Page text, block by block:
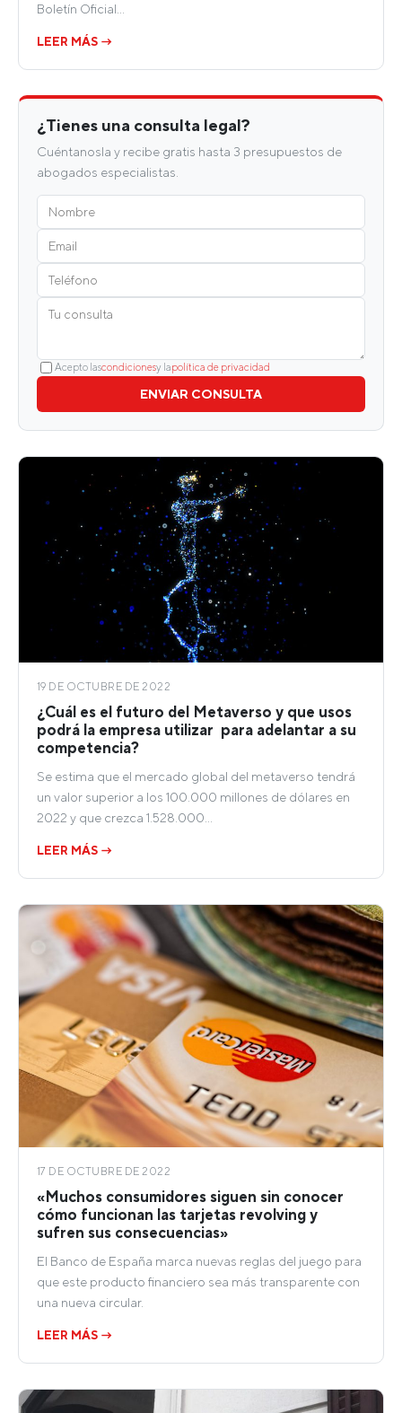
Boletín Oficial…
LEER MÁS →
¿Tienes una consulta legal?
Cuéntanosla y recibe gratis hasta 3 presupuestos de
abogados especialistas.
Acepto lascondicionesy lapolítica de privacidad
ENVIAR CONSULTA
19 DE OCTUBRE DE 2022
¿Cuál es el futuro del Metaverso y que usos
podrá la empresa utilizar para adelantar a su
competencia?
Se estima que el mercado global del metaverso tendrá
un valor superior a los 100.000 millones de dólares en
2022 y que crezca 1.528.000…
LEER MÁS →
17 DE OCTUBRE DE 2022
«Muchos consumidores siguen sin conocer
cómo funcionan las tarjetas revolving y
sufren sus consecuencias»
El Banco de España marca nuevas reglas del juego para
que este producto financiero sea más transparente con
una nueva circular.
LEER MÁS →